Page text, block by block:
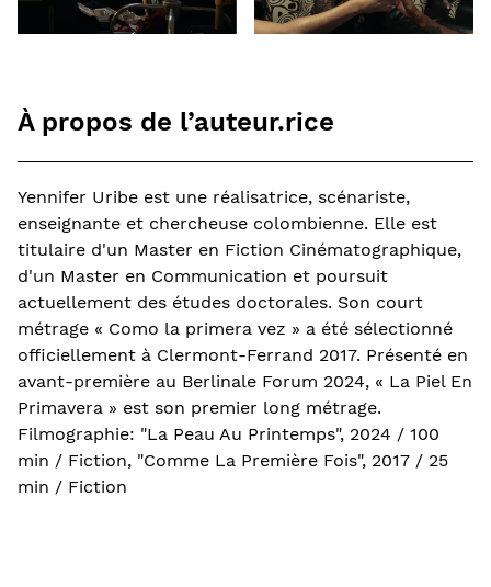
À propos de l’auteur.rice
Yennifer Uribe est une réalisatrice, scénariste,
enseignante et chercheuse colombienne. Elle est
titulaire d'un Master en Fiction Cinématographique,
d'un Master en Communication et poursuit
actuellement des études doctorales. Son court
métrage « Como la primera vez » a été sélectionné
officiellement à Clermont-Ferrand 2017. Présenté en
avant-première au Berlinale Forum 2024, « La Piel En
Primavera » est son premier long métrage.
Filmographie: "La Peau Au Printemps", 2024 / 100
min / Fiction, "Comme La Première Fois", 2017 / 25
min / Fiction